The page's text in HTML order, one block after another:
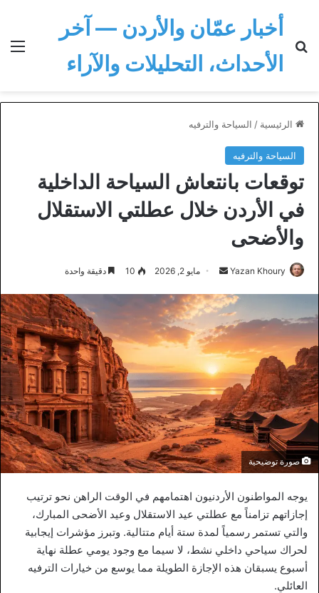
أخبار عمّان والأردن — آخر
الأحداث، التحليلات والآراء
الرئيسية / السياحة والترفيه
السياحة والترفيه
توقعات بانتعاش السياحة الداخلية
في الأردن خلال عطلتي الاستقلال
والأضحى
Yazan Khoury
أرسل
إلكترونيا
مايو 2, 2026 10 دقيقة واحدة
صورة توضيحية
يوجه المواطنون الأردنيون اهتمامهم في الوقت الراهن نحو ترتيب
إجازاتهم تزامناً مع عطلتي عيد الاستقلال وعيد الأضحى المبارك،
والتي تستمر رسمياً لمدة ستة أيام متتالية. وتبرز مؤشرات إيجابية
لحراك سياحي داخلي نشط، لا سيما مع وجود يومي عطلة نهاية
أسبوع يسبقان هذه الإجازة الطويلة مما يوسع من خيارات الترفيه
العائلي.